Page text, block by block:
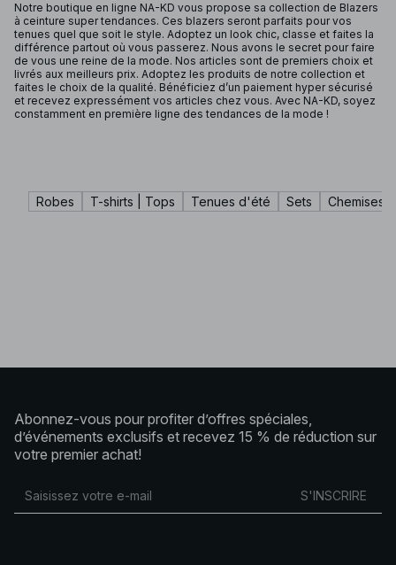
Notre boutique en ligne NA-KD vous propose sa collection de Blazers
à ceinture super tendances. Ces blazers seront parfaits pour vos
tenues quel que soit le style. Adoptez un look chic, classe et faites la
différence partout où vous passerez. Nous avons le secret pour faire
de vous une reine de la mode. Nos articles sont de premiers choix et
livrés aux meilleurs prix. Adoptez les produits de notre collection et
faites le choix de la qualité. Bénéficiez d’un paiement hyper sécurisé
et recevez expressément vos articles chez vous. Avec NA-KD, soyez
constamment en première ligne des tendances de la mode !
Robes T-shirts | Tops Tenues d'été Sets Chemises |
Abonnez-vous pour profiter d’offres spéciales,
d’événements exclusifs et recevez 15 % de réduction sur
votre premier achat!
S'INSCRIRE